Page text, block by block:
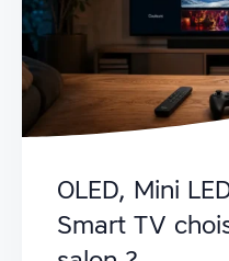
OLED, Mini
Smart TV